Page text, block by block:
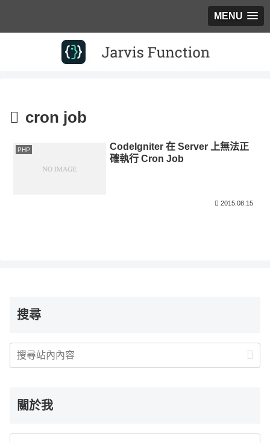
MENU
cron job
PHP
CodeIgniter 在 Server 上無法正
確執行 Cron Job
2015.08.15
搜尋
關於我